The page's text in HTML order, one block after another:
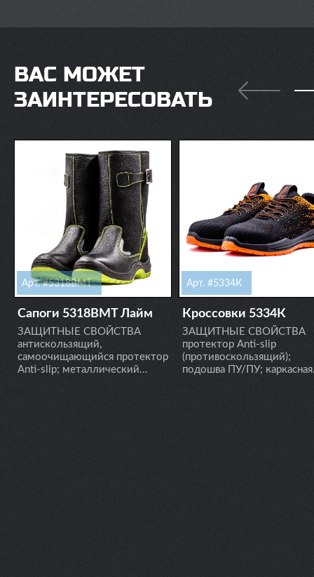
ВАС МОЖЕТ
ЗАИНТЕРЕСОВАТЬ
Арт. #5318ВМT
Сапоги 5318ВМT Лайм
ЗАЩИТНЫЕ СВОЙСТВА
антискользящий,
самоочищающийся протектор
Anti-slip; металлический...
Арт. #5334К
Кроссовки 5334К
ЗАЩИТНЫЕ СВОЙСТВА
протектор Anti-slip
(противоскользящий);
подошва ПУ/ПУ;